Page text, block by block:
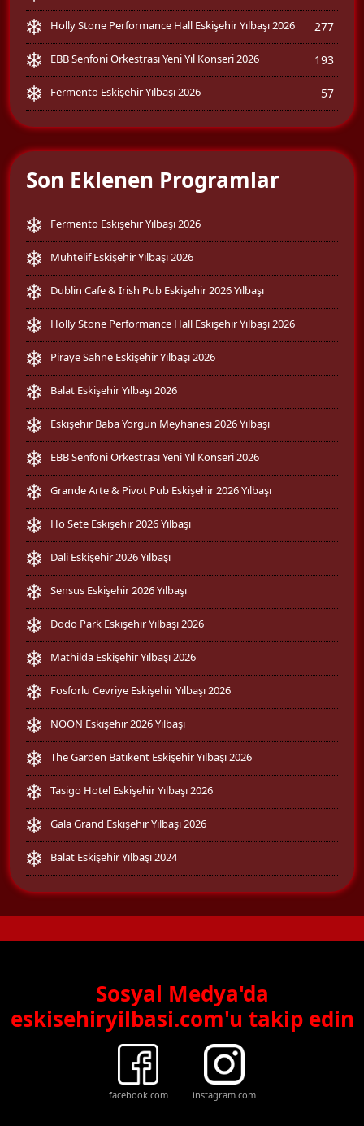
Holly Stone Performance Hall Eskişehir Yılbaşı 2026 277
EBB Senfoni Orkestrası Yeni Yıl Konseri 2026 193
Fermento Eskişehir Yılbaşı 2026 57
Son Eklenen Programlar
Fermento Eskişehir Yılbaşı 2026
Muhtelif Eskişehir Yılbaşı 2026
Dublin Cafe & Irish Pub Eskişehir 2026 Yılbaşı
Holly Stone Performance Hall Eskişehir Yılbaşı 2026
Piraye Sahne Eskişehir Yılbaşı 2026
Balat Eskişehir Yılbaşı 2026
Eskişehir Baba Yorgun Meyhanesi 2026 Yılbaşı
EBB Senfoni Orkestrası Yeni Yıl Konseri 2026
Grande Arte & Pivot Pub Eskişehir 2026 Yılbaşı
Ho Sete Eskişehir 2026 Yılbaşı
Dali Eskişehir 2026 Yılbaşı
Sensus Eskişehir 2026 Yılbaşı
Dodo Park Eskişehir Yılbaşı 2026
Mathilda Eskişehir Yılbaşı 2026
Fosforlu Cevriye Eskişehir Yılbaşı 2026
NOON Eskişehir 2026 Yılbaşı
The Garden Batıkent Eskişehir Yılbaşı 2026
Tasigo Hotel Eskişehir Yılbaşı 2026
Gala Grand Eskişehir Yılbaşı 2026
Balat Eskişehir Yılbaşı 2024
Sosyal Medya'da
eskisehiryilbasi.com'u takip edin
facebook.com instagram.com